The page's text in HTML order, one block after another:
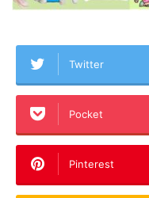
Twitter
Pocket
Pinterest